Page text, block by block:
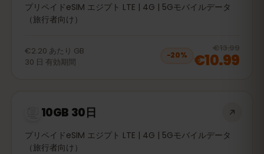
プリペイドeSIM エジプト LTE | 4G | 5Gモバイルデータ
（旅行者向け）
€2.20 あたり GB
30 日 有効期間
−20%
€13.99
€10.99
10GB 30日
プリペイドeSIM エジプト LTE | 4G | 5Gモバイルデータ
（旅行者向け）